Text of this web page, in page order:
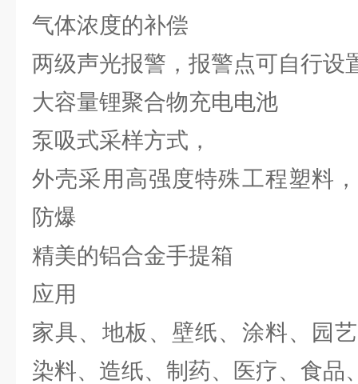
气体浓度的补偿
两级声光报警，报警点可自行设
大容量锂聚合物充电电池
泵吸式采样方式，
外壳采用高强度特殊工程塑料
防爆
精美的铝合金手提箱
应用
家具、地板、壁纸、涂料、园
染料、造纸、制药、医疗、食品